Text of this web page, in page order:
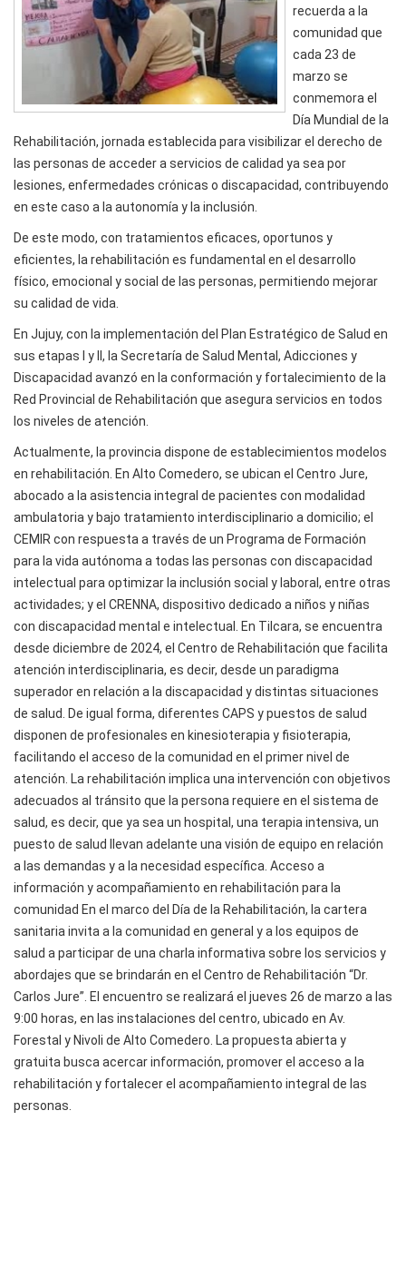
recuerda a la
comunidad que
cada 23 de
marzo se
conmemora el
Día Mundial de la
Rehabilitación, jornada establecida para visibilizar el derecho de
las personas de acceder a servicios de calidad ya sea por
lesiones, enfermedades crónicas o discapacidad, contribuyendo
en este caso a la autonomía y la inclusión.
De este modo, con tratamientos eficaces, oportunos y
eficientes, la rehabilitación es fundamental en el desarrollo
físico, emocional y social de las personas, permitiendo mejorar
su calidad de vida.
En Jujuy, con la implementación del Plan Estratégico de Salud en
sus etapas I y II, la Secretaría de Salud Mental, Adicciones y
Discapacidad avanzó en la conformación y fortalecimiento de la
Red Provincial de Rehabilitación que asegura servicios en todos
los niveles de atención.
Actualmente, la provincia dispone de establecimientos modelos
en rehabilitación. En Alto Comedero, se ubican el Centro Jure,
abocado a la asistencia integral de pacientes con modalidad
ambulatoria y bajo tratamiento interdisciplinario a domicilio; el
CEMIR con respuesta a través de un Programa de Formación
para la vida autónoma a todas las personas con discapacidad
intelectual para optimizar la inclusión social y laboral, entre otras
actividades; y el CRENNA, dispositivo dedicado a niños y niñas
con discapacidad mental e intelectual. En Tilcara, se encuentra
desde diciembre de 2024, el Centro de Rehabilitación que facilita
atención interdisciplinaria, es decir, desde un paradigma
superador en relación a la discapacidad y distintas situaciones
de salud. De igual forma, diferentes CAPS y puestos de salud
disponen de profesionales en kinesioterapia y fisioterapia,
facilitando el acceso de la comunidad en el primer nivel de
atención. La rehabilitación implica una intervención con objetivos
adecuados al tránsito que la persona requiere en el sistema de
salud, es decir, que ya sea un hospital, una terapia intensiva, un
puesto de salud llevan adelante una visión de equipo en relación
a las demandas y a la necesidad específica. Acceso a
información y acompañamiento en rehabilitación para la
comunidad En el marco del Día de la Rehabilitación, la cartera
sanitaria invita a la comunidad en general y a los equipos de
salud a participar de una charla informativa sobre los servicios y
abordajes que se brindarán en el Centro de Rehabilitación “Dr.
Carlos Jure”. El encuentro se realizará el jueves 26 de marzo a las
9:00 horas, en las instalaciones del centro, ubicado en Av.
Forestal y Nivoli de Alto Comedero. La propuesta abierta y
gratuita busca acercar información, promover el acceso a la
rehabilitación y fortalecer el acompañamiento integral de las
personas.